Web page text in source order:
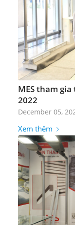
MES tham gia
2022
December 05,
Xem thêm